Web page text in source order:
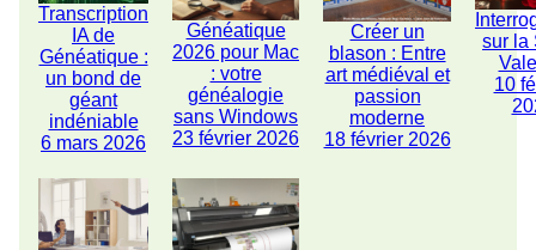
Transcription
IA de
Généatique :
un bond de
géant
indéniable
6 mars 2026
Généatique
2026 pour Mac
: votre
généalogie
sans Windows
23 février 2026
Créer un
blason : Entre
art médiéval et
passion
moderne
18 février 2026
sur la
10